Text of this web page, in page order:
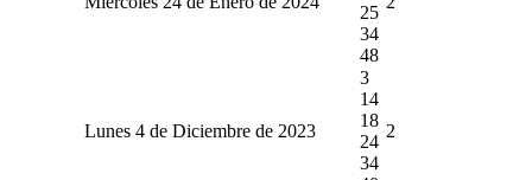
25
34
48
Lunes 4 de Diciembre de 2023
3
14
18
24
34
2